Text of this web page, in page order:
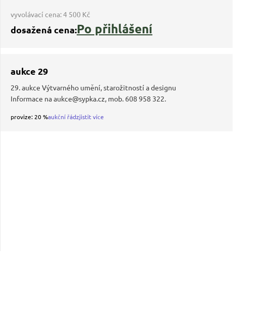
vyvolávací cena:4 500 Kč
dosažená cena:Po přihlášení
aukce 29
29. aukce Výtvarného umění, starožitností a designu
Informace na aukce@sypka.cz, mob. 608 958 322.
provize: 20 %aukční řádzjistit více